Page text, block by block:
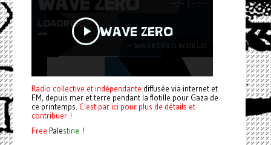
Radio collective et indépendante diffusée via internet et
FM, depuis mer et terre pendant la flotille pour Gaza de
ce printemps. C'est par ici pour plus de détails et
contribuer !
Free Palestine !